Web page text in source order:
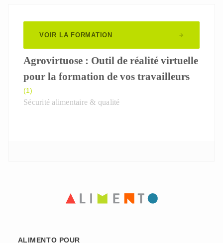
VOIR LA FORMATION
Agrovirtuose : Outil de réalité virtuelle
pour la formation de vos travailleurs
(1)
Sécurité alimentaire & qualité
ALIMENTO POUR